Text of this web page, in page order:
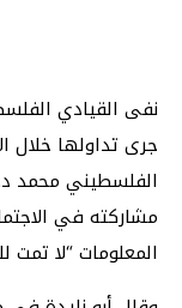
نفى القيادي
جرى تداولها خلال
الفلسطيني محمد
مشاركته في
المعلومات “لا تمت